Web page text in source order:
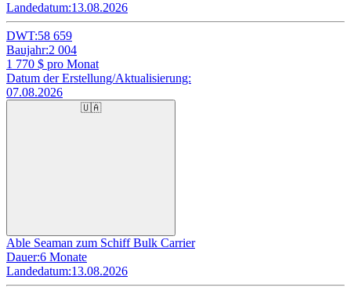
Landedatum:13.08.2026
DWT:58 659
Baujahr:2 004
1 770 $ pro Monat
Datum der Erstellung/Aktualisierung:
07.08.2026
🇺🇦
Able Seaman zum Schiff Bulk Carrier
Dauer:6 Monate
Landedatum:13.08.2026